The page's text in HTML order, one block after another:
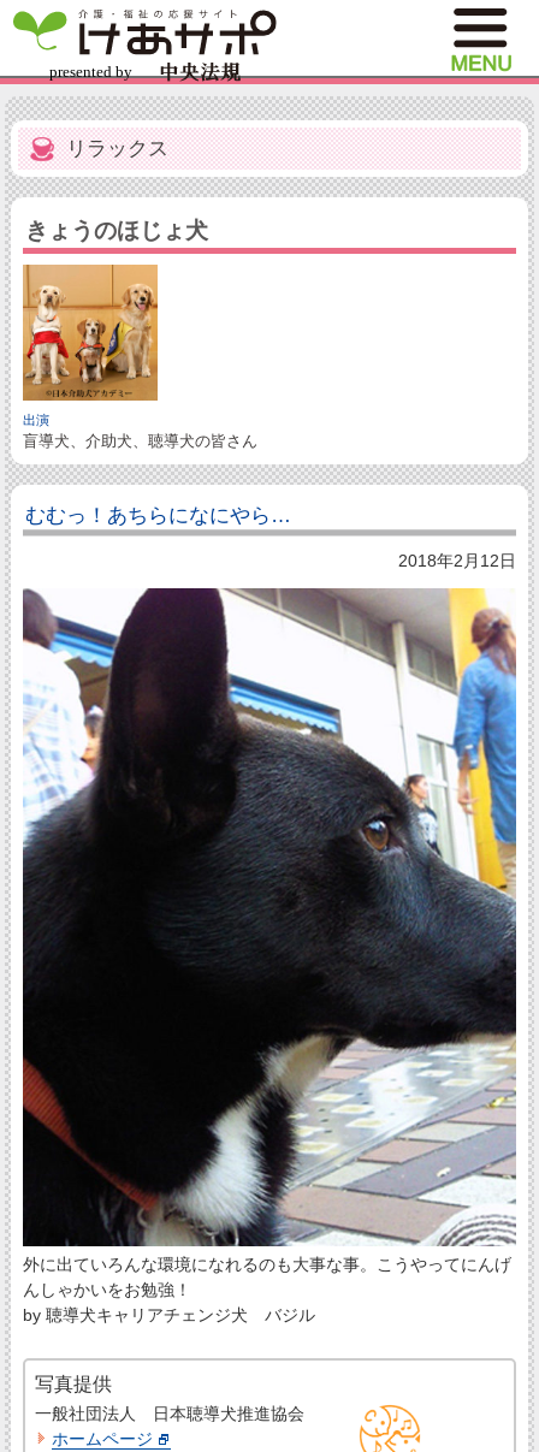
リラックス
きょうのほじょ犬
出演
盲導犬、介助犬、聴導犬の皆さん
むむっ！あちらになにやら…
2018年2月12日
外に出ていろんな環境になれるのも大事な事。こうやってにんげ
んしゃかいをお勉強！
by 聴導犬キャリアチェンジ犬 バジル
写真提供
一般社団法人 日本聴導犬推進協会
ホームページ